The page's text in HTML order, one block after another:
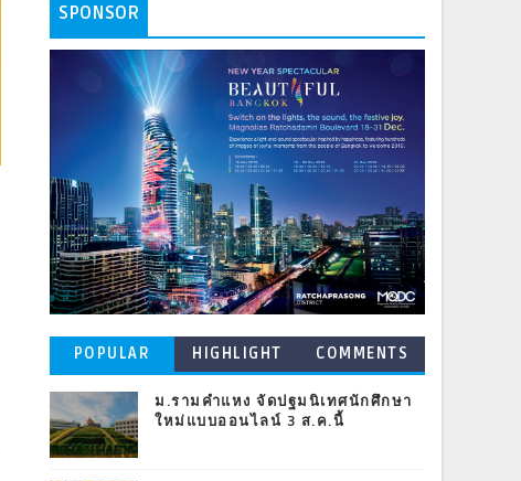
SPONSOR
POPULAR
POSTS
HIGHLIGHT COMMENTS
ม.รามคำแหง จัดปฐมนิเทศนักศึกษา
ใหม่แบบออนไลน์ 3 ส.ค.นี้